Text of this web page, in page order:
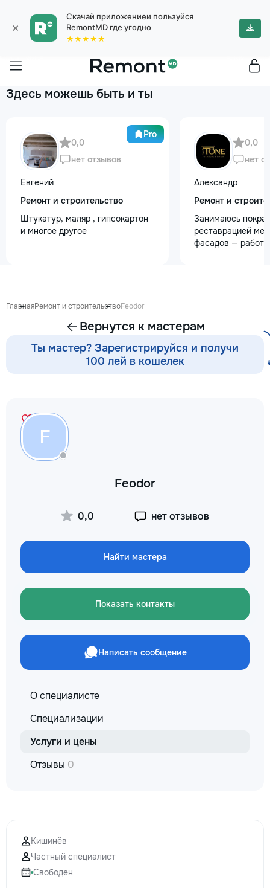
×
Скачай приложениеи пользуйся
RemontMD где угодно
★★★★★
Здесь можешь быть и ты
Pro
0,0
нет отзывов
Евгений
Ремонт и строительство
Штукатур, маляр , гипсокартон
и многое другое
0,0
нет
Александр
Ремонт и
Занимаюсь
реставрацией
фасадов —
кухонных
гардеробных,
покраска и
входных и
Ровное покрытие
кромки, чистая
Выезд на замер,
ГлавнаяРемонт и строительствоFeodor
Вернутся к мастерам
Ты мастер? Зарегистрируйся и получи
100 лей в кошелек
F
Feodor
0,0 нет отзывов
Найти мастера
Показать контакты
Написать сообщение
О специалисте
Специализации
Услуги и цены
Отзывы 0
Кишинёв
Частный специалист
Свободен